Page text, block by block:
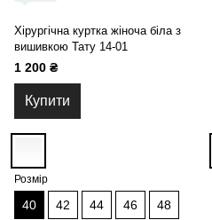
Хірургічна куртка жіноча біла з
вишивкою Тату 14-01
1 200 ₴
Купити
Розмір
40 42 44 46 48